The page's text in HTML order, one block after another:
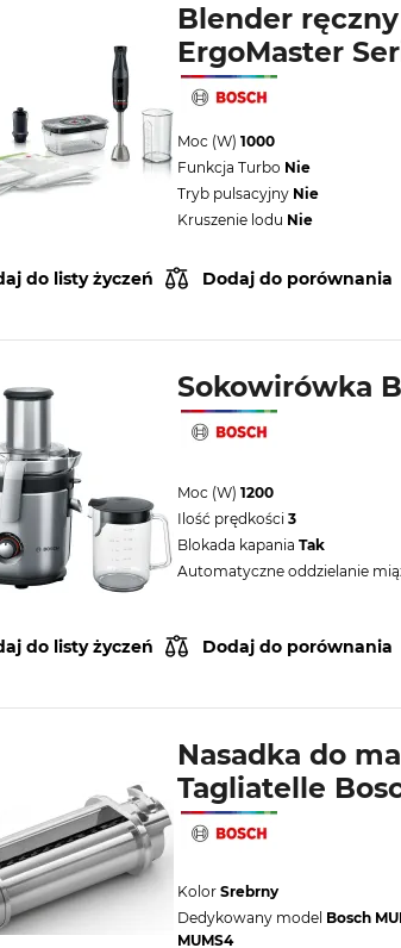
Blender
ErgoMaster
Moc (W) 1000
Funkcja Turbo Nie
Tryb pulsacyjny Nie
Kruszenie lodu Nie
do listy życzeń Dodaj do porównania
Sokowirówka
Moc (W) 1200
Ilość prędkości 3
Blokada kapania Tak
Automatyczne oddzielanie
do listy życzeń Dodaj do porównania
Nasadka do
Tagliatelle
Kolor Srebrny
Dedykowany model Bosch
MUMS4